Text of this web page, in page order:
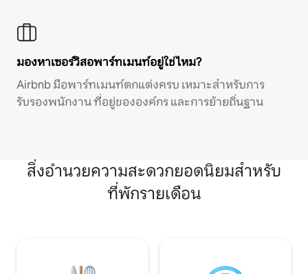
มองหาเซอร์วิสอพาร์ทเมนท์อยู่ใช่ไหม?
Airbnb มีอพาร์ทเมนท์ตกแต่งครบ เหมาะสำหรับการ
รับรองพนักงาน ที่อยู่ขององค์กร และการย้ายถิ่นฐาน
สิ่งอำนวยความสะดวกยอดนิยมสำหรับ
ที่พักรายเดือน